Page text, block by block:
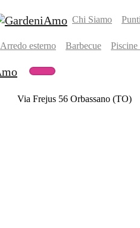
Chi Siamo
Arredo esterno Barbecue
Via Frejus 56 Orbassano (TO)